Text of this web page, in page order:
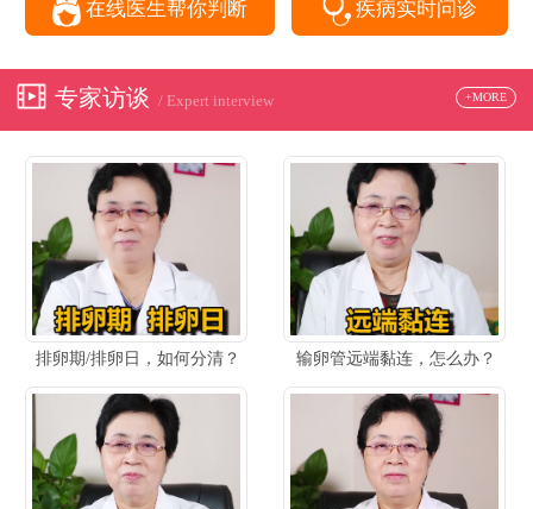
在线医生帮你判断 疾病实时问诊
专家访谈 / Expert interview +MORE
排卵期/排卵日，如何分清？ 输卵管远端黏连，怎么办？